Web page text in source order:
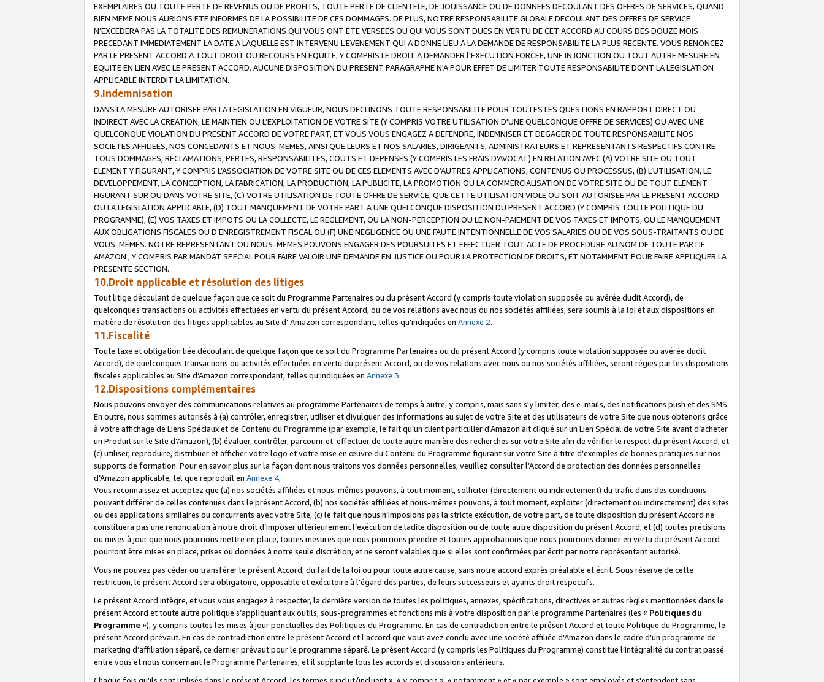
EXEMPLAIRES OU TOUTE PERTE DE REVENUS OU DE PROFITS, TOUTE PERTE DE CLIENTELE, DE JOUISSANCE OU DE DONNEES DECOULANT DES OFFRES DE SERVICES, QUAND
BIEN MEME NOUS AURIONS ETE INFORMES DE LA POSSIBILITE DE CES DOMMAGES. DE PLUS, NOTRE RESPONSABILITE GLOBALE DECOULANT DES OFFRES DE SERVICE
N’EXCEDERA PAS LA TOTALITE DES REMUNERATIONS QUI VOUS ONT ETE VERSEES OU QUI VOUS SONT DUES EN VERTU DE CET ACCORD AU COURS DES DOUZE MOIS
PRECEDANT IMMEDIATEMENT LA DATE A LAQUELLE EST INTERVENU L’EVENEMENT QUI A DONNE LIEU A LA DEMANDE DE RESPONSABILITE LA PLUS RECENTE. VOUS RENONCEZ
PAR LE PRESENT ACCORD A TOUT DROIT OU RECOURS EN EQUITE, Y COMPRIS LE DROIT A DEMANDER l'EXECUTION FORCEE, UNE INJONCTION OU TOUT AUTRE MESURE EN
EQUITE EN LIEN AVEC LE PRESENT ACCORD. AUCUNE DISPOSITION DU PRESENT PARAGRAPHE N'A POUR EFFET DE LIMITER TOUTE RESPONSABILITE DONT LA LEGISLATION
APPLICABLE INTERDIT LA LIMITATION.
9.Indemnisation
DANS LA MESURE AUTORISEE PAR LA LEGISLATION EN VIGUEUR, NOUS DECLINONS TOUTE RESPONSABILITE POUR TOUTES LES QUESTIONS EN RAPPORT DIRECT OU
INDIRECT AVEC LA CREATION, LE MAINTIEN OU L’EXPLOITATION DE VOTRE SITE (Y COMPRIS VOTRE UTILISATION D'UNE QUELCONQUE OFFRE DE SERVICES) OU AVEC UNE
QUELCONQUE VIOLATION DU PRESENT ACCORD DE VOTRE PART, ET VOUS VOUS ENGAGEZ A DEFENDRE, INDEMNISER ET DEGAGER DE TOUTE RESPONSABILITE NOS
SOCIETES AFFILIEES, NOS CONCEDANTS ET NOUS-MEMES, AINSI QUE LEURS ET NOS SALARIES, DIRIGEANTS, ADMINISTRATEURS ET REPRESENTANTS RESPECTIFS CONTRE
TOUS DOMMAGES, RECLAMATIONS, PERTES, RESPONSABILITES, COUTS ET DEPENSES (Y COMPRIS LES FRAIS D’AVOCAT) EN RELATION AVEC (A) VOTRE SITE OU TOUT
ELEMENT Y FIGURANT, Y COMPRIS L’ASSOCIATION DE VOTRE SITE OU DE CES ELEMENTS AVEC D’AUTRES APPLICATIONS, CONTENUS OU PROCESSUS, (B) L’UTILISATION, LE
DEVELOPPEMENT, LA CONCEPTION, LA FABRICATION, LA PRODUCTION, LA PUBLICITE, LA PROMOTION OU LA COMMERCIALISATION DE VOTRE SITE OU DE TOUT ELEMENT
FIGURANT SUR OU DANS VOTRE SITE, (C) VOTRE UTILISATION DE TOUTE OFFRE DE SERVICE, QUE CETTE UTILISATION VIOLE OU SOIT AUTORISEE PAR LE PRESENT ACCORD
OU LA LEGISLATION APPLICABLE, (D) TOUT MANQUEMENT DE VOTRE PART A UNE QUELCONQUE DISPOSITION DU PRESENT ACCORD (Y COMPRIS TOUTE POLITIQUE DU
PROGRAMME), (E) VOS TAXES ET IMPOTS OU LA COLLECTE, LE REGLEMENT, OU LA NON-PERCEPTION OU LE NON-PAIEMENT DE VOS TAXES ET IMPOTS, OU LE MANQUEMENT
AUX OBLIGATIONS FISCALES OU D’ENREGISTREMENT FISCAL OU (F) UNE NEGLIGENCE OU UNE FAUTE INTENTIONNELLE DE VOS SALARIES OU DE VOS SOUS-TRAITANTS OU DE
VOUS-MÊMES. NOTRE REPRESENTANT OU NOUS-MEMES POUVONS ENGAGER DES POURSUITES ET EFFECTUER TOUT ACTE DE PROCEDURE AU NOM DE TOUTE PARTIE
AMAZON , Y COMPRIS PAR MANDAT SPECIAL POUR FAIRE VALOIR UNE DEMANDE EN JUSTICE OU POUR LA PROTECTION DE DROITS, ET NOTAMMENT POUR FAIRE APPLIQUER LA
PRESENTE SECTION.
10.Droit applicable et résolution des litiges
Tout litige découlant de quelque façon que ce soit du Programme Partenaires ou du présent Accord (y compris toute violation supposée ou avérée dudit Accord), de
quelconques transactions ou activités effectuées en vertu du présent Accord, ou de vos relations avec nous ou nos sociétés affiliées, sera soumis à la loi et aux dispositions en
matière de résolution des litiges applicables au Site d’ Amazon correspondant, telles qu'indiquées en Annexe 2.
11.Fiscalité
Toute taxe et obligation liée découlant de quelque façon que ce soit du Programme Partenaires ou du présent Accord (y compris toute violation supposée ou avérée dudit
Accord), de quelconques transactions ou activités effectuées en vertu du présent Accord, ou de vos relations avec nous ou nos sociétés affiliées, seront régies par les dispositions
fiscales applicables au Site d’Amazon correspondant, telles qu'indiquées en Annexe 3.
12.Dispositions complémentaires
Nous pouvons envoyer des communications relatives au programme Partenaires de temps à autre, y compris, mais sans s'y limiter, des e-mails, des notifications push et des SMS.
En outre, nous sommes autorisés à (a) contrôler, enregistrer, utiliser et divulguer des informations au sujet de votre Site et des utilisateurs de votre Site que nous obtenons grâce
à votre affichage de Liens Spéciaux et de Contenu du Programme (par exemple, le fait qu’un client particulier d'Amazon ait cliqué sur un Lien Spécial de votre Site avant d’acheter
un Produit sur le Site d’Amazon), (b) évaluer, contrôler, parcourir et effectuer de toute autre manière des recherches sur votre Site afin de vérifier le respect du présent Accord, et
(c) utiliser, reproduire, distribuer et afficher votre logo et votre mise en œuvre du Contenu du Programme figurant sur votre Site à titre d’exemples de bonnes pratiques sur nos
supports de formation. Pour en savoir plus sur la façon dont nous traitons vos données personnelles, veuillez consulter l’Accord de protection des données personnelles
d’Amazon applicable, tel que reproduit en Annexe 4,
Vous reconnaissez et acceptez que (a) nos sociétés affiliées et nous-mêmes pouvons, à tout moment, solliciter (directement ou indirectement) du trafic dans des conditions
pouvant différer de celles contenues dans le présent Accord, (b) nos sociétés affiliées et nous-mêmes pouvons, à tout moment, exploiter (directement ou indirectement) des sites
ou des applications similaires ou concurrents avec votre Site, (c) le fait que nous n’imposions pas la stricte exécution, de votre part, de toute disposition du présent Accord ne
constituera pas une renonciation à notre droit d’imposer ultérieurement l’exécution de ladite disposition ou de toute autre disposition du présent Accord, et (d) toutes précisions
ou mises à jour que nous pourrions mettre en place, toutes mesures que nous pourrions prendre et toutes approbations que nous pourrions donner en vertu du présent Accord
pourront être mises en place, prises ou données à notre seule discrétion, et ne seront valables que si elles sont confirmées par écrit par notre représentant autorisé.
Vous ne pouvez pas céder ou transférer le présent Accord, du fait de la loi ou pour toute autre cause, sans notre accord exprès préalable et écrit. Sous réserve de cette
restriction, le présent Accord sera obligatoire, opposable et exécutoire à l’égard des parties, de leurs successeurs et ayants droit respectifs.
Le présent Accord intègre, et vous vous engagez à respecter, la dernière version de toutes les politiques, annexes, spécifications, directives et autres règles mentionnées dans le
présent Accord et toute autre politique s’appliquant aux outils, sous-programmes et fonctions mis à votre disposition par le programme Partenaires (les « Politiques du
Programme »), y compris toutes les mises à jour ponctuelles des Politiques du Programme. En cas de contradiction entre le présent Accord et toute Politique du Programme, le
présent Accord prévaut. En cas de contradiction entre le présent Accord et l’accord que vous avez conclu avec une société affiliée d’Amazon dans le cadre d’un programme de
marketing d’affiliation séparé, ce dernier prévaut pour le programme séparé. Le présent Accord (y compris les Politiques du Programme) constitue l’intégralité du contrat passé
entre vous et nous concernant le Programme Partenaires, et il supplante tous les accords et discussions antérieurs.